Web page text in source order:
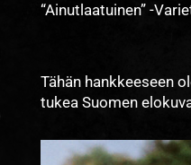
“Ainutlaatuinen” -
Tähän hankkeeseen
tukea Suomen